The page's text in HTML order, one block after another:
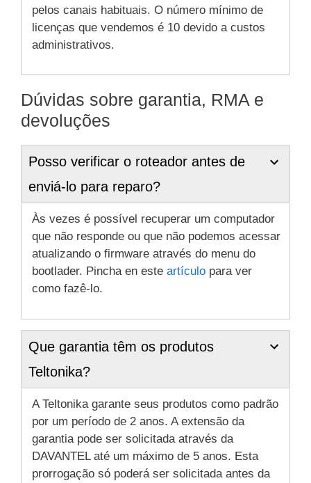
pelos canais habituais. O número mínimo de
licenças que vendemos é 10 devido a custos
administrativos.
Dúvidas sobre garantia, RMA e
devoluções
Posso verificar o roteador antes de
enviá-lo para reparo?
Às vezes é possível recuperar um computador
que não responde ou que não podemos acessar
atualizando o firmware através do menu do
bootlader. Pincha en este artículo para ver
como fazê-lo.
Que garantia têm os produtos
Teltonika?
A Teltonika garante seus produtos como padrão
por um período de 2 anos. A extensão da
garantia pode ser solicitada através da
DAVANTEL até um máximo de 5 anos. Esta
prorrogação só poderá ser solicitada antes da